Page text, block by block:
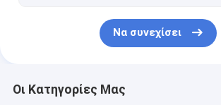
Να συνεχίσει
Οι Κατηγορίες Μας